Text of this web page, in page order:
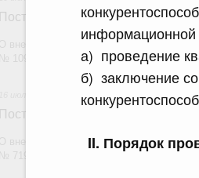
а) проведение
б) заключение
II. Порядок
Постановление Правительства
О внесении изменений в постановление
Постановление Правительства
О внесении изменений в